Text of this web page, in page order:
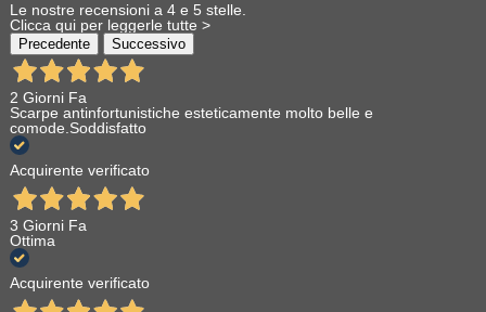
Le nostre recensioni a 4 e 5 stelle.
Clicca qui per leggerle tutte >
Precedente Successivo
2 Giorni Fa
Scarpe antinfortunistiche esteticamente molto belle e
comode.Soddisfatto
Acquirente verificato
3 Giorni Fa
Ottima
Acquirente verificato